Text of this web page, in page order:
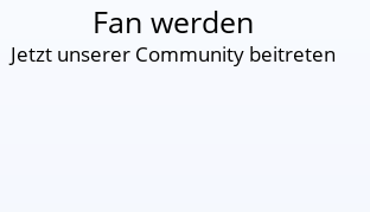
Fan werden
Jetzt unserer Community beitreten